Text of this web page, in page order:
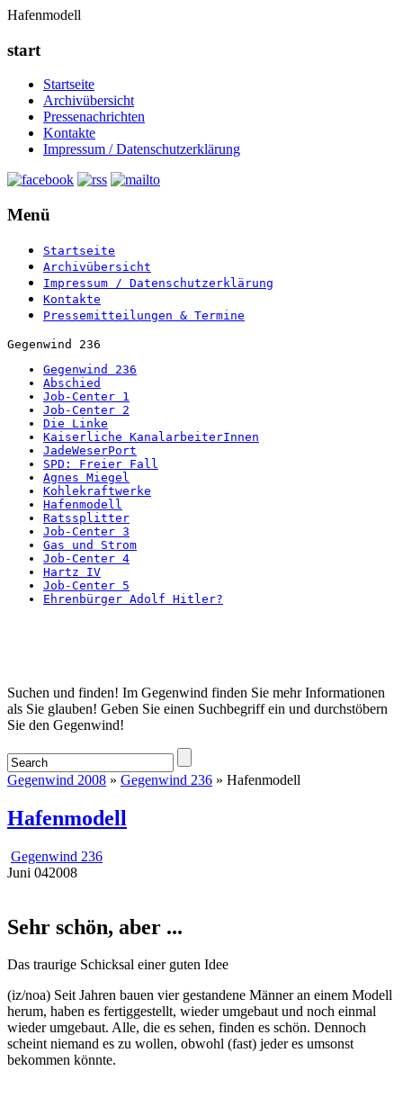
Hafenmodell
start
Startseite
Archivübersicht
Pressenachrichten
Kontakte
Impressum / Datenschutzerklärung
Menü
Startseite
Archivübersicht
Impressum / Datenschutzerklärung
Kontakte
Pressemitteilungen & Termine
Gegenwind 236
Gegenwind 236
Abschied
Job-Center 1
Job-Center 2
Die Linke
Kaiserliche KanalarbeiterInnen
JadeWeserPort
SPD: Freier Fall
Agnes Miegel
Kohlekraftwerke
Hafenmodell
Ratssplitter
Job-Center 3
Gas und Strom
Job-Center 4
Hartz IV
Job-Center 5
Ehrenbürger Adolf Hitler?
Startseite
Suchen und finden! Im Gegenwind finden Sie mehr Informationen
als Sie glauben! Geben Sie einen Suchbegriff ein und durchstöbern
Sie den Gegenwind!
Gegenwind 2008 » Gegenwind 236 » Hafenmodell
Hafenmodell
Gegenwind 236
Juni 042008
Sehr schön, aber ...
Das traurige Schicksal einer guten Idee
(iz/noa) Seit Jahren bauen vier gestandene Männer an einem Modell
herum, haben es fertiggestellt, wieder umgebaut und noch einmal
wieder umgebaut. Alle, die es sehen, finden es schön. Dennoch
scheint niemand es zu wollen, obwohl (fast) jeder es umsonst
bekommen könnte.